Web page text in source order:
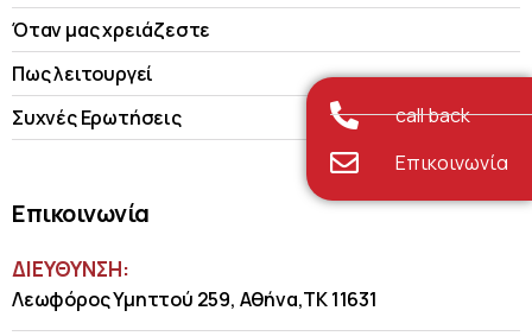
Όταν μας χρειάζεστε
Πως λειτουργεί
Συχνές Ερωτήσεις
Επικοινωνία
ΔΙΕΥΘΥΝΣΗ:
Λεωφόρος Υμηττού 259, Αθήνα,ΤΚ 11631
call back
Επικοινωνία